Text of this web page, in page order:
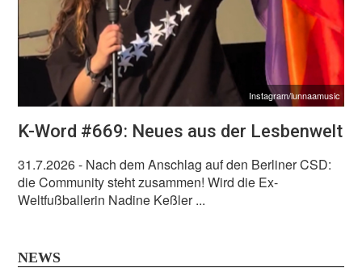
Instagram/lunnaamusic
K-Word #669: Neues aus der Lesbenwelt
31.7.2026- Nach dem Anschlag auf den Berliner CSD:
die Community steht zusammen! Wird die Ex-
Weltfußballerin Nadine Keßler ...
NEWS